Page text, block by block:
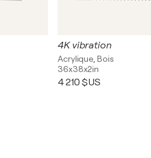
4K vibration
Acrylique, Bois
36x38x2in
4 210 $US